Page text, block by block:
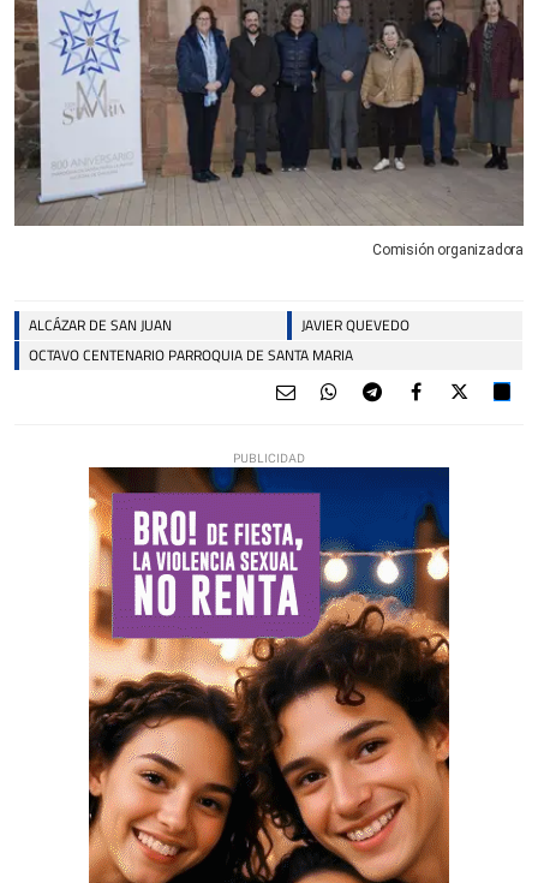
Comisión organizadora
ALCÁZAR DE SAN JUAN
JAVIER QUEVEDO
OCTAVO CENTENARIO PARROQUIA DE SANTA MARIA